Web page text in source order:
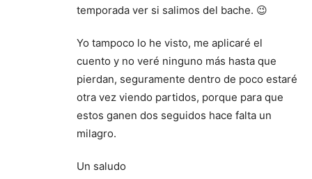
temporada ver si salimos del bache. 😉
Yo tampoco lo he visto, me aplicaré el
cuento y no veré ninguno más hasta que
pierdan, seguramente dentro de poco estaré
otra vez viendo partidos, porque para que
estos ganen dos seguidos hace falta un
milagro.
Un saludo